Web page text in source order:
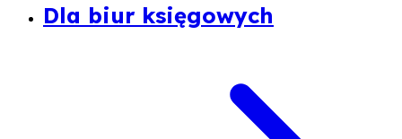
Dla biur księgowych